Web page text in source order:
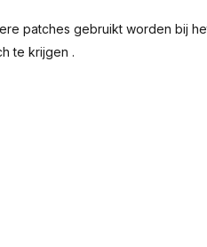
patches gebruikt worden bij
te krijgen .